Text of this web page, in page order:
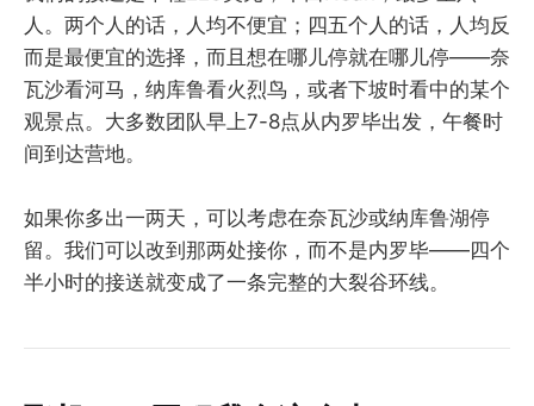
人。两个人的话，人均不便宜；四五个人的话，人均反
而是最便宜的选择，而且想在哪儿停就在哪儿停——奈
瓦沙看河马，纳库鲁看火烈鸟，或者下坡时看中的某个
观景点。大多数团队早上7-8点从内罗毕出发，午餐时
间到达营地。
如果你多出一两天，可以考虑在奈瓦沙或纳库鲁湖停
留。我们可以改到那两处接你，而不是内罗毕——四个
半小时的接送就变成了一条完整的大裂谷环线。